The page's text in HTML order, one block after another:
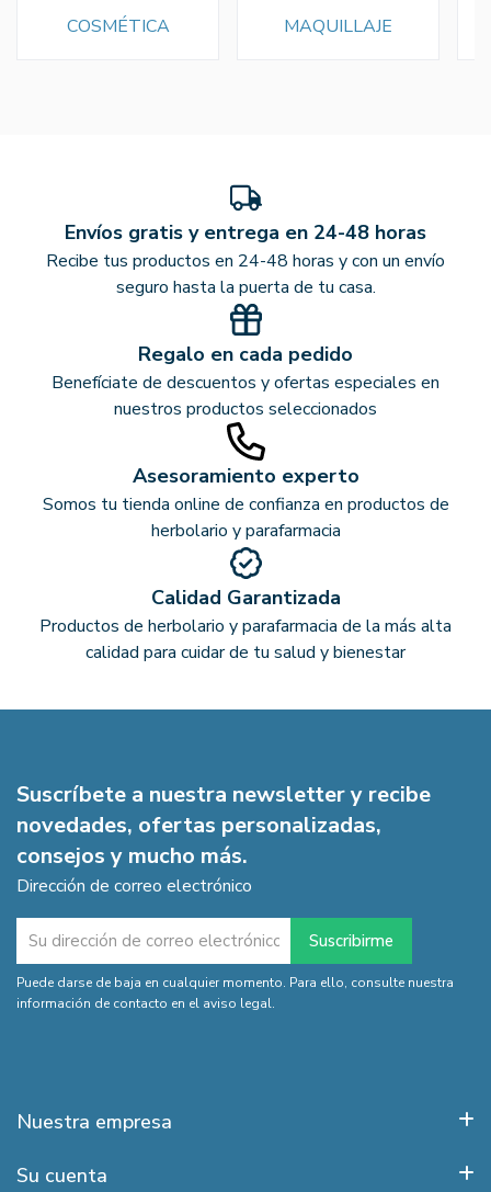
COSMÉTICA MAQUILLAJE
Envíos gratis y entrega en 24-48 horas
Recibe tus productos en 24-48 horas y con un envío
seguro hasta la puerta de tu casa.
Regalo en cada pedido
Benefíciate de descuentos y ofertas especiales en
nuestros productos seleccionados
Asesoramiento experto
Somos tu tienda online de confianza en productos de
herbolario y parafarmacia
Calidad Garantizada
Productos de herbolario y parafarmacia de la más alta
calidad para cuidar de tu salud y bienestar
Suscríbete a nuestra newsletter y recibe
novedades, ofertas personalizadas,
consejos y mucho más.
Dirección de correo electrónico
Puede darse de baja en cualquier momento. Para ello, consulte nuestra
información de contacto en el aviso legal.
Nuestra empresa
Su cuenta